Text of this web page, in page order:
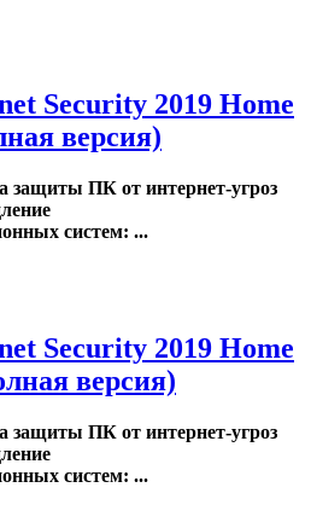
Security 2019 Home
версия)
защиты ПК от интернет-угроз
систем: ...
Security 2019 Home
версия)
защиты ПК от интернет-угроз
систем: ...